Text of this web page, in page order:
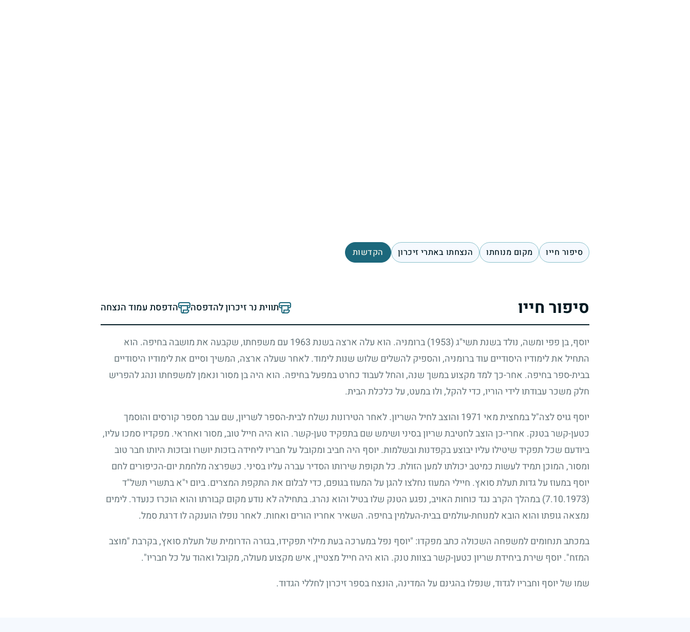
סיפור חייו מקום מנוחתו הנצחתו באתרי זיכרון הקדשות
סיפור חייו תווית נר זיכרון להדפסה הדפסת עמוד הנצחה
יוסף, בן פפי ומשה, נולד בשנת תשי"ג(1953) ברומניה. הוא עלה ארצה בשנת1963 עם משפחתו, שקבעה את מושבה בחיפה. הוא
התחיל את לימודיו היסודיים עוד ברומניה, והספיק להשלים שלוש שנות לימוד. לאחר שעלה ארצה, המשיך וסיים את לימודיו היסודיים
בבית-ספר בחיפה. אחר-כך למד מקצוע במשך שנה, והחל לעבוד כחרט במפעל בחיפה. הוא היה בן מסור ונאמן למשפחתו ונהג להפריש
חלק משכר עבודתו לידי הוריו, כדי להקל, ולו במעט, על כלכלת הבית.
יוסף גויס לצה"ל במחצית מאי 1971 והוצב לחיל השריון. לאחר הטירונות נשלח לבית-הספר לשריון, שם עבר מספר קורסים והוסמך
כטען-קשר בטנק. אחרי-כן הוצב לחטיבת שריון בסיני ושימש שם בתפקיד טען-קשר. הוא היה חייל טוב, מסור ואחראי. מפקדיו סמכו עליו,
ביודעם שכל תפקיד שיטילו עליו יבוצע בקפדנות ובשלמות. יוסף היה חביב ומקובל על חבריו ליחידה בזכות יושרו ובזכות היותו חבר טוב
ומסור, המוכן תמיד לעשות כמיטב יכולתו למען הזולת. כל תקופת שירותו הסדיר עברה עליו בסיני. כשפרצה מלחמת יום-הכיפורים לחם
יוסף במעוז על גדות תעלת סואץ. חיילי המעוז נחלצו להגן על המעוז בגופם, כדי לבלום את התקפת המצרים. ביום י"א בתשרי תשל"ד
(7.10.1973)
במהלך הקרב נגד כוחות האויב, נפגע הטנק שלו בטיל והוא נהרג. בתחילה לא נודע מקום קבורתו והוא הוכרז כנעדר. לימים
נמצאה גופתו והוא הובא למנוחת-עולמים בבית-העלמין בחיפה. השאיר אחריו הורים ואחות. לאחר נופלו הוענקה לו דרגת סמל.
במכתב תנחומים למשפחה השכולה כתב מפקדו: "יוסף נפל במערכה בעת מילוי תפקידו, בגזרה הדרומית של תעלת סואץ, בקרבת "מוצב
המזח". יוסף שירת ביחידת שריון כטען-קשר בצוות טנק. הוא היה חייל מצטיין, איש מקצוע מעולה, מקובל ואהוד על כל חבריו".
שמו של יוסף וחבריו לגדוד, שנפלו בהגינם על המדינה, הונצח בספר זיכרון לחללי הגדוד.